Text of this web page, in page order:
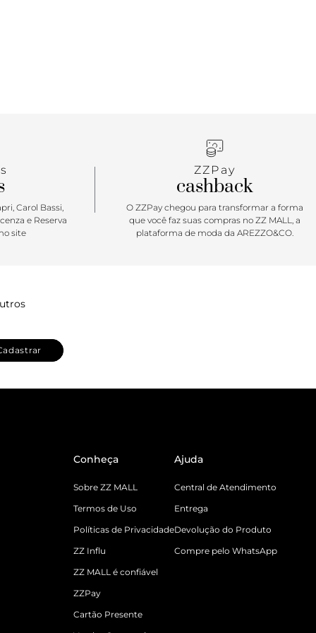
Carol Bassi,
e Reserva
site
ZZPay
cashback
O ZZPay chegou para transformar a forma
que você faz suas compras no ZZ MALL, a
plataforma de moda da AREZZO&CO.
Conheça
Sobre ZZ MALL
Termos de Uso
Políticas de Privacidade
ZZ Influ
ZZ MALL é confiável
ZZPay
Cartão Presente
Ajuda
Central de Atendimento
Entrega
Devolução do Produto
Compre pelo WhatsApp